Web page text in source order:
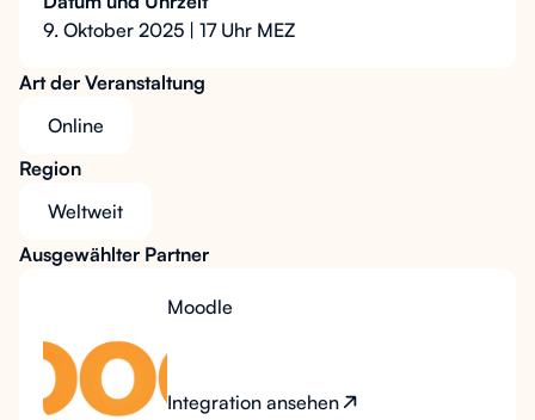
9. Oktober 2025 | 17 Uhr MEZ
Art der Veranstaltung
Online
Region
Weltweit
Ausgewählter Partner
Moodle
Integration ansehen